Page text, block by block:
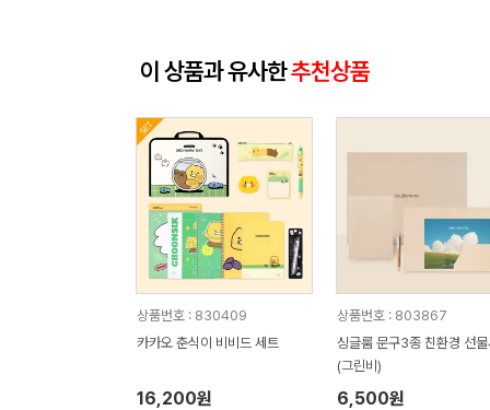
이 상품과 유사한추천상품
상품번호 : 830409
카카오 춘식이 비비드 세트
16,200원
상품번호 : 803867
싱글룸 문구3종 친환경 선물
(그린비)
6,500원